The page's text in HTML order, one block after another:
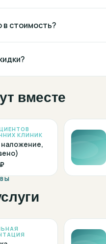
стоимость?
вместе
КЛИНИК
наложение,